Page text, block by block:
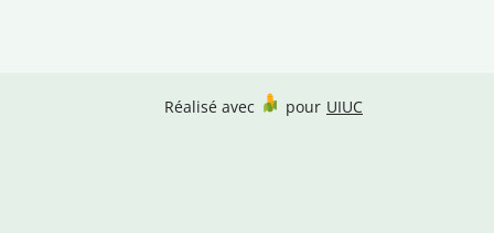
Réalisé avec pour UIUC